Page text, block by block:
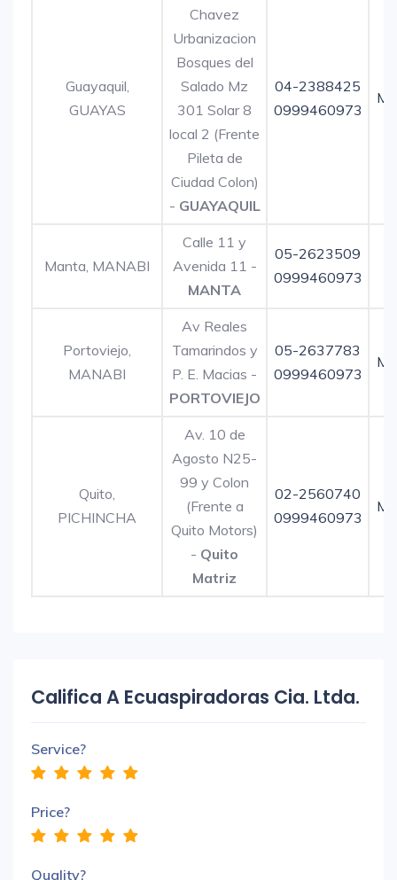
Guayaquil,
GUAYAS
Chavez
Urbanizacion
Bosques del
Salado Mz
301 Solar 8
local 2 (Frente
Pileta de
Ciudad Colon)
- GUAYAQUIL
04-2388425
0999460973
Manta, MANABI
Calle 11 y
Avenida 11 -
MANTA
05-2623509
0999460973
Portoviejo,
MANABI
Av Reales
Tamarindos y
P. E. Macias -
PORTOVIEJO
05-2637783
0999460973
Quito,
PICHINCHA
Av. 10 de
Agosto N25-
99 y Colon
(Frente a
Quito Motors)
- Quito
Matriz
02-2560740
0999460973
Califica A Ecuaspiradoras Cia. Ltda.
Service?
Price?
Quality?